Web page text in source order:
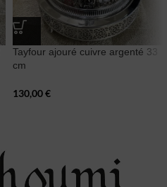
Tayfour ajouré cuivre argenté 33
cm
130,00€